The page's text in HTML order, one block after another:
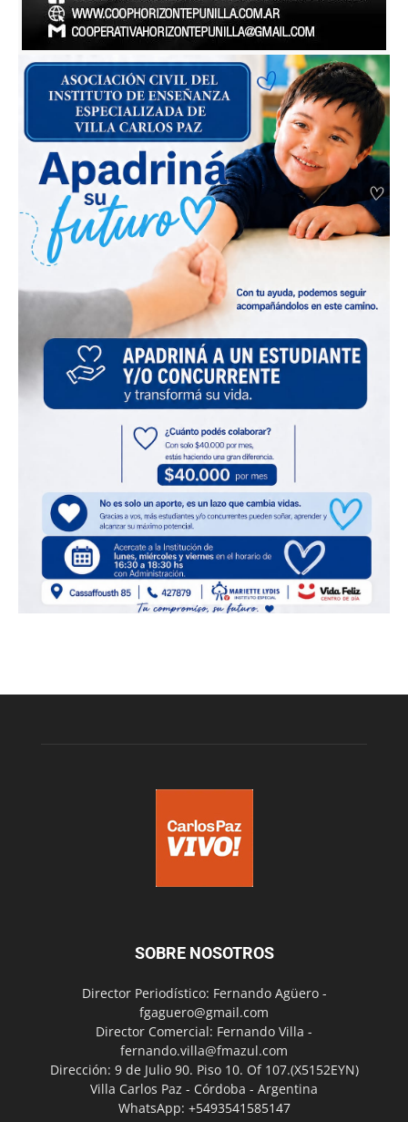
SOBRE NOSOTROS
Director Periodístico: Fernando Agüero -
fgaguero@gmail.com
Director Comercial: Fernando Villa -
fernando.villa@fmazul.com
Dirección: 9 de Julio 90. Piso 10. Of 107.(X5152EYN)
Villa Carlos Paz - Córdoba - Argentina
WhatsApp: +5493541585147